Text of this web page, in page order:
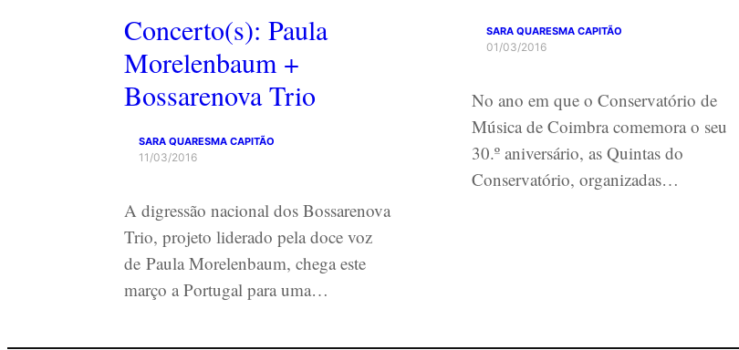
Concerto(s): Paula
Morelenbaum +
Bossarenova Trio
SARA QUARESMA CAPITÃO
11/03/2016
A digressão nacional dos Bossarenova
Trio, projeto liderado pela doce voz
de Paula Morelenbaum, chega este
março a Portugal para uma…
SARA QUARESMA CAPITÃO
01/03/2016
No ano em que o Conservatório de
Música de Coimbra comemora o seu
30.º aniversário, as Quintas do
Conservatório, organizadas…